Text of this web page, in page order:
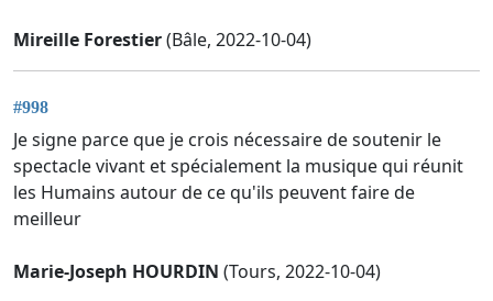
Mireille Forestier(Bâle, 2022-10-04)
#998
Je signe parce que je crois nécessaire de soutenir le
spectacle vivant et spécialement la musique qui réunit
les Humains autour de ce qu'ils peuvent faire de
meilleur
Marie-Joseph HOURDIN (Tours, 2022-10-04)